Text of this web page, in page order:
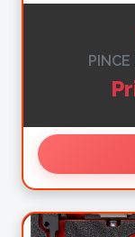
PINCE